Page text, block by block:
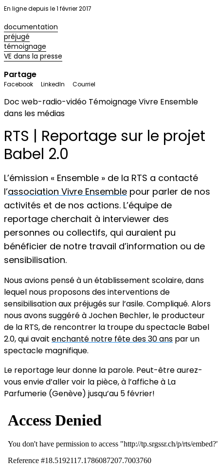
En ligne depuis le 1 février 2017
documentation
préjugé
témoignage
VE dans la presse
Partage
Facebook LinkedIn Courriel
Doc web-radio-vidéo TémoignageVivre Ensemble
dans les médias
RTS | Reportage sur le projet
Babel 2.0
L’émission « Ensemble » de la RTS a contacté
l’association Vivre Ensemble pour parler de nos
activités et de nos actions. L’équipe de
reportage cherchait à interviewer des
personnes ou collectifs, qui auraient pu
bénéficier de notre travail d’information ou de
sensibilisation.
Nous avions pensé à un établissement scolaire, dans
lequel nous proposons des interventions de
sensibilisation aux préjugés sur l’asile. Compliqué. Alors
nous avons suggéré à Jochen Bechler, le producteur
de la RTS, de rencontrer la troupe du spectacle Babel
2.0, qui avait enchanté notre fête des 30 ans par un
spectacle magnifique.
Le reportage leur donne la parole. Peut-être aurez-
vous envie d’aller voir la pièce, à l’affiche à La
Parfumerie (Genève) jusqu’au 5 février!